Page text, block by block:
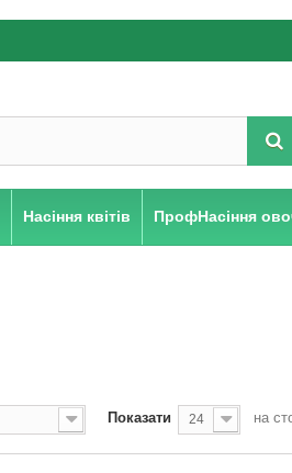
Насіння квітів ПрофНасіння
Показати 24 на